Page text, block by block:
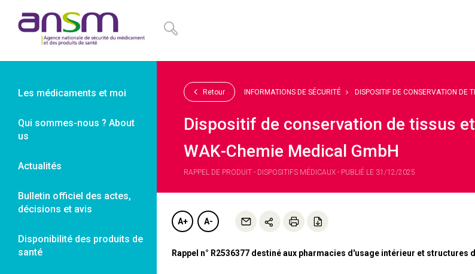
Les médicaments et moi
Qui sommes-nous ? About
us
Actualités
Bulletin officiel des actes,
décisions et avis
Disponibilité des produits de
santé
Retour INFORMATIONS DE SÉCURITÉ DISPOSITIF DE CONSERVATION DE
Dispositif de conservation de tissus
WAK-Chemie Medical GmbH
RAPPEL DE PRODUIT - DISPOSITIFS MÉDICAUX - PUBLIÉ LE 31/12/2025
A+ A-
Rappel n° R2536377 destiné aux pharmacies d'usage intérieur et structures